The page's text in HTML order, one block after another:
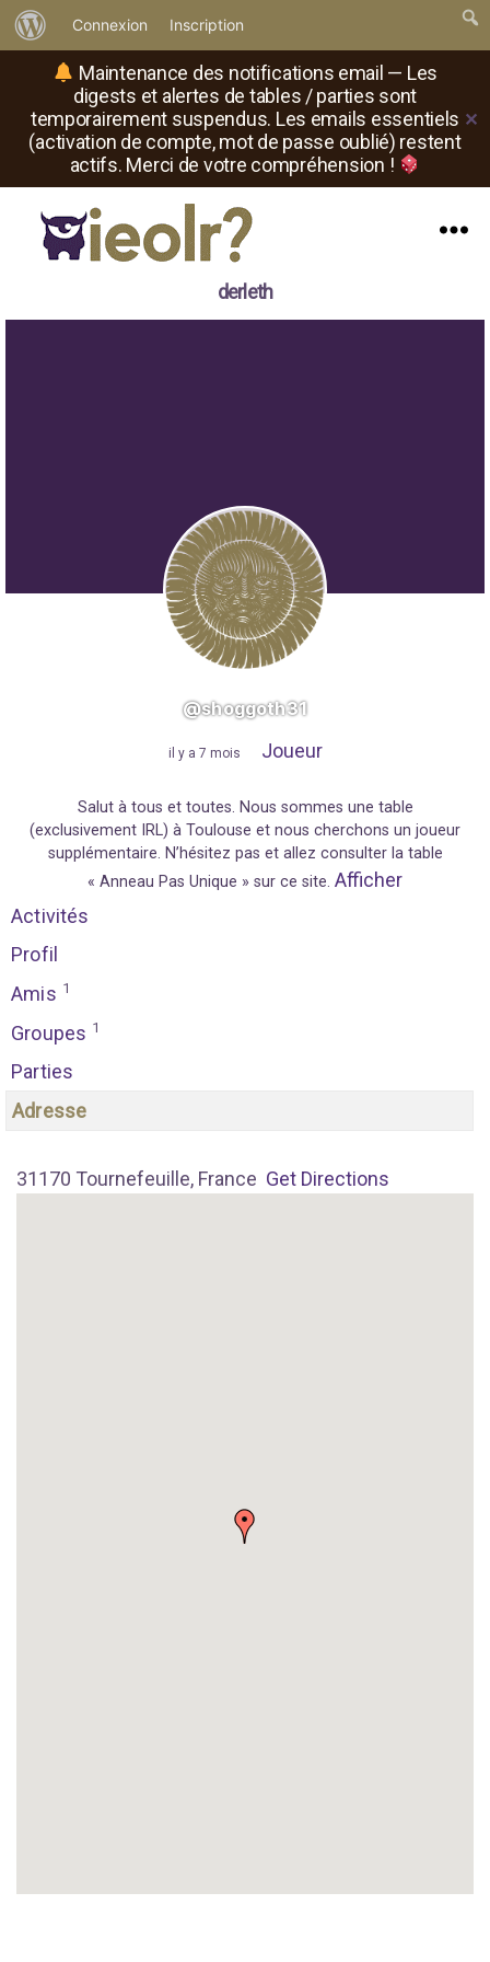
Maintenance des notifications email — Les
digests et alertes de tables / parties sont
temporairement suspendus. Les emails essentiels
(activation de compte, mot de passe oublié) restent
actifs. Merci de votre compréhension !
✕
propos
de
WordPress
Connexion Inscription
où
derleth
@shoggoth31
il y a 7 mois Joueur
Salut à tous et toutes. Nous sommes une table
(exclusivement IRL) à Toulouse et nous cherchons un joueur
supplémentaire. N’hésitez pas et allez consulter la table
« Anneau Pas Unique » sur ce site. Afficher
Activités
Profil
Amis 1
Groupes 1
Parties
Adresse
31170 Tournefeuille, France Get Directions